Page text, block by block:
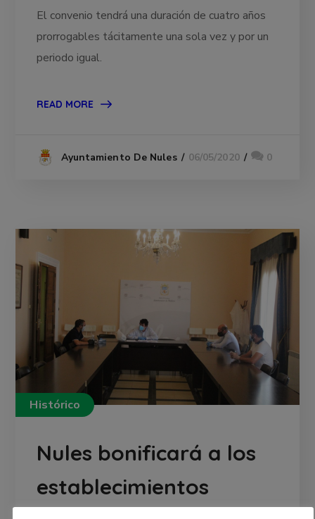
El convenio tendrá una duración de cuatro años
prorrogables tácitamente una sola vez y por un
periodo igual.
READ MORE
Ayuntamiento De Nules 06/05/2020 0
Histórico
Nules bonificará a los
establecimientos